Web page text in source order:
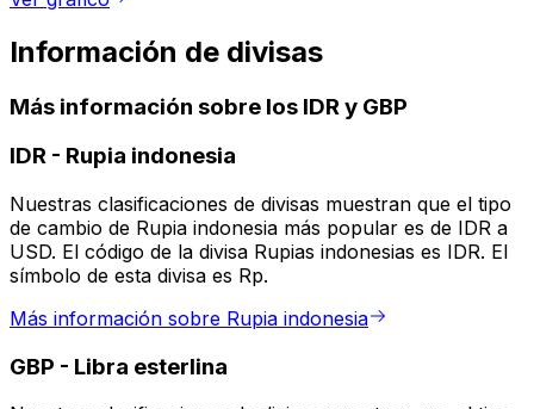
Información de divisas
Más información sobre los IDR y GBP
IDR - Rupia indonesia
Nuestras clasificaciones de divisas muestran que el tipo
de cambio de Rupia indonesia más popular es de IDR a
USD. El código de la divisa Rupias indonesias es IDR. El
símbolo de esta divisa es Rp.
Más información sobre Rupia indonesia
GBP - Libra esterlina